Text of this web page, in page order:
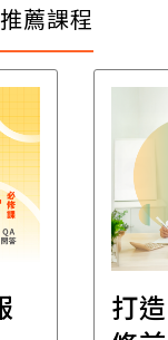
推薦課程
打